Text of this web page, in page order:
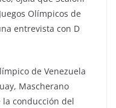
Olímpicos de
entrevista con D
de Venezuela
Mascherano
conducción del